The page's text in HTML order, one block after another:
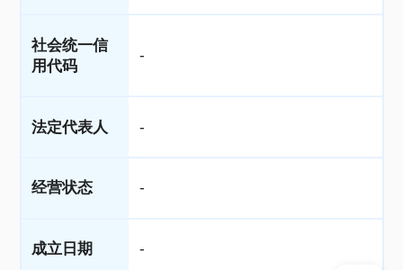
社会统一信
用代码
-
法定代表人 -
经营状态 -
成立日期 -